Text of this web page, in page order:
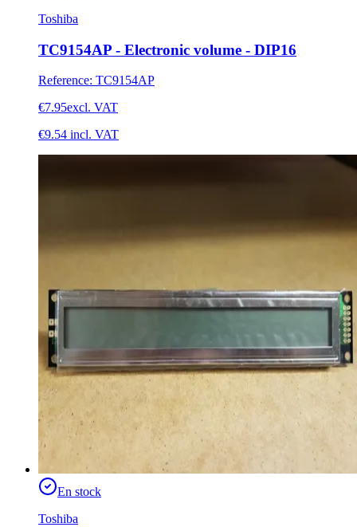
Toshiba
TC9154AP - Electronic volume - DIP16
Reference: TC9154AP
€7.95excl. VAT
€9.54 incl. VAT
En stock
Toshiba